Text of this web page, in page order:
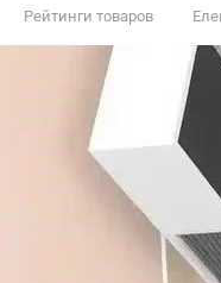
Рейтинги товаров